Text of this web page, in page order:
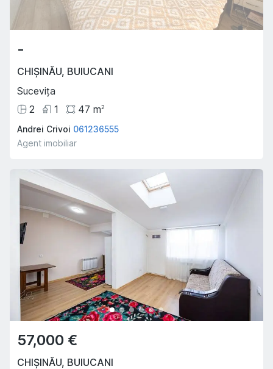
-
CHIȘINĂU, BUIUCANI
Sucevița
2
1 47 m2
Andrei Crivoi 061236555
Agent imobiliar
57,000 €
CHIȘINĂU, BUIUCANI